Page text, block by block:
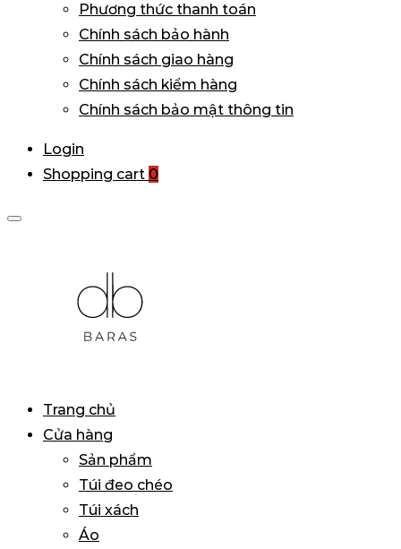
Phương thức thanh toán
Chính sách bảo hành
Chính sách giao hàng
Chính sách kiểm hàng
Chính sách bảo mật thông tin
Login
Shopping cart 0
VIETNAM
Primary
Menu
Trang chủ
Cửa hàng
Sản phẩm
Túi đeo chéo
Túi xách
Áo